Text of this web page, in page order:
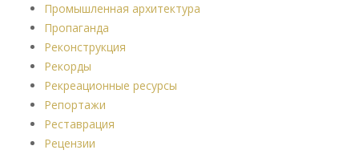
Промышленная архитектура
Пропаганда
Реконструкция
Рекорды
Рекреационные ресурсы
Репортажи
Реставрация
Рецензии